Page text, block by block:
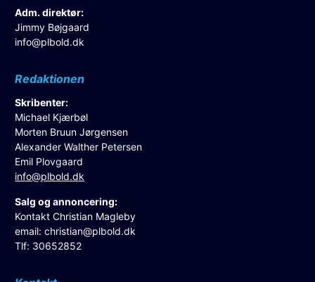
Adm. direktør:
Jimmy Bøjgaard
info@plbold.dk
Redaktionen
Skribenter:
Michael Kjærbøl
Morten Bruun Jørgensen
Alexander Walther Petersen
Emil Plovgaard
info@plbold.dk
Salg og annoncering:
Kontakt Christian Magleby
email:christian@plbold.dk
Tlf: 30652852